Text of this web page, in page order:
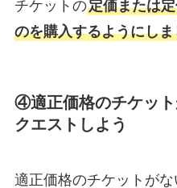
チケットの定価または
のを購入するようにし
④適正価格のチケット
クエストしよう
適正価格のチケットが